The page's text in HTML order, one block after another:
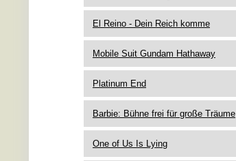
El Reino - Dein Reich komme
Mobile Suit Gundam Hathaway
Platinum End
Barbie: Bühne frei für große Träume
One of Us Is Lying